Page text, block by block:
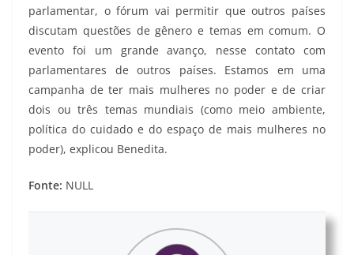
parlamentar, o fórum vai permitir que outros países
discutam questões de gênero e temas em comum. O
evento foi um grande avanço, nesse contato com
parlamentares de outros países. Estamos em uma
campanha de ter mais mulheres no poder e de criar
dois ou três temas mundiais (como meio ambiente,
política do cuidado e do espaço de mais mulheres no
poder), explicou Benedita.
Fonte: NULL